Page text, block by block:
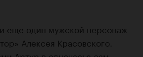
еще один мужской персонаж
Алексея Красовского.